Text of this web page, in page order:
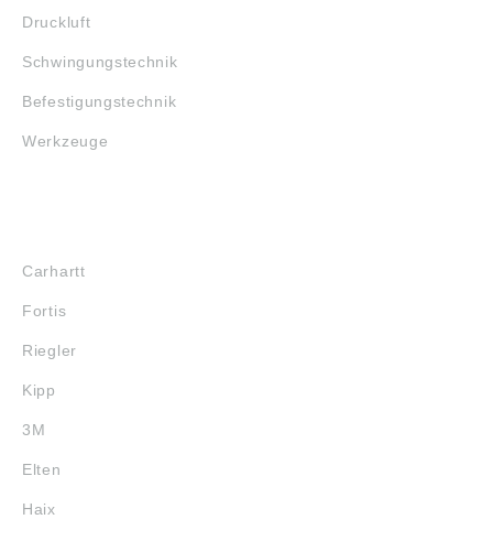
Druckluft
Schwingungstechnik
Befestigungstechnik
Werkzeuge
Carhartt
Fortis
Riegler
Kipp
3M
Elten
Haix